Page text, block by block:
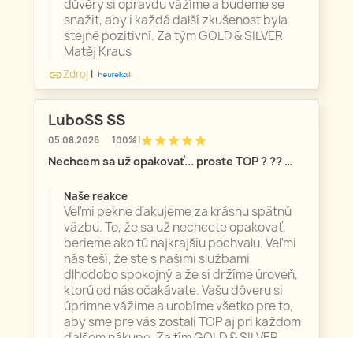
důvěry si opravdu vážíme a budeme se
snažit, aby i každá další zkušenost byla
stejně pozitivní. Za tým GOLD & SILVER
Matěj Kraus
linkZdroj |
LuboSS SS
05.08.2026 100% |starstarstarstarstar
Nechcem sa už opakovať... proste TOP ? ?? …
Naše reakce
Veľmi pekne ďakujeme za krásnu spätnú
väzbu. To, že sa už nechcete opakovať,
berieme ako tú najkrajšiu pochvalu. Veľmi
nás teší, že ste s našimi službami
dlhodobo spokojný a že si držíme úroveň,
ktorú od nás očakávate. Vašu dôveru si
úprimne vážime a urobíme všetko pre to,
aby sme pre vás zostali TOP aj pri každom